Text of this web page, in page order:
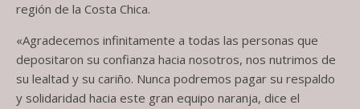
región de la Costa Chica.
«Agradecemos infinitamente a todas las personas que
depositaron su confianza hacia nosotros, nos nutrimos de
su lealtad y su cariño. Nunca podremos pagar su respaldo
y solidaridad hacia este gran equipo naranja, dice el